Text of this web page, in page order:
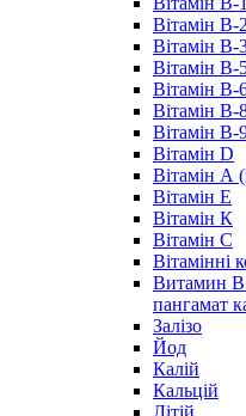
Вітамін B-
Вітамін B-
Вітамін B-
Вітамін
Вітамін B-
Вітамін B-
Вітамін D
Вітамін А
Вітамін Е
Вітамін К
Вітамін С
Вітамінні
Витамин
пангамат
Залізо
Йод
Калій
Кальцій
Літій